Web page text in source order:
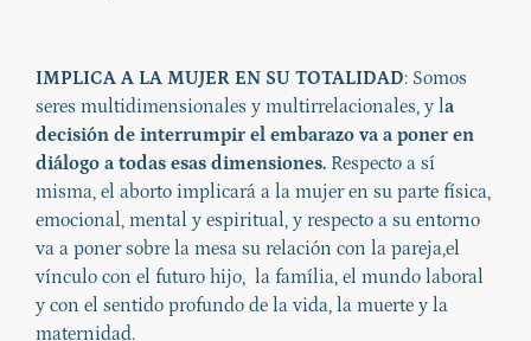
IMPLICA A LA MUJER EN SU TOTALIDAD: Somos
seres multidimensionales y multirrelacionales, y la
decisión de interrumpir el embarazo va a poner en
diálogo a todas esas dimensiones. Respecto a sí
misma, el aborto implicará a la mujer en su parte física,
emocional, mental y espiritual, y respecto a su entorno
va a poner sobre la mesa su relación con la pareja,el
vínculo con el futuro hijo, la família, el mundo laboral
y con el sentido profundo de la vida, la muerte y la
maternidad.